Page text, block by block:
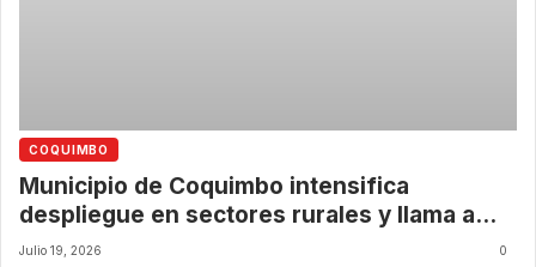
COQUIMBO
Municipio de Coquimbo intensifica
despliegue en sectores rurales y llama a
aprovechar ventana climática para evacuar
Julio 19, 2026 0